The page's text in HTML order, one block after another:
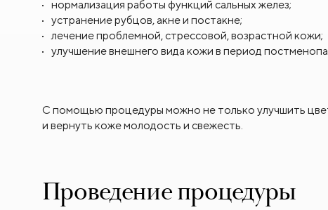
нормализация работы функций сальных желез;
устранение рубцов, акне и постакне;
лечение проблемной, стрессовой, возрастной кожи;
улучшение внешнего вида кожи в период
С помощью процедуры можно не только улучшить
и вернуть коже молодость и свежесть.
Проведение процедуры